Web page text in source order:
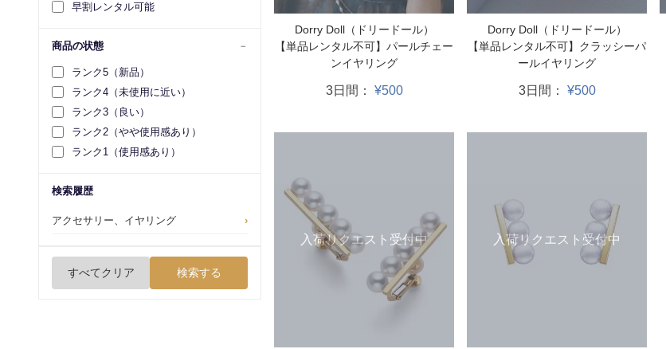
早割レンタル可能
商品の状態
ランク5（新品）
ランク4（未使用に近い）
ランク3（良い）
ランク2（やや使用感あり）
ランク1（使用感あり）
検索履歴
アクセサリー、イヤリング ›
すべてクリア 検索する
Dorry Doll（ドリードール）
【単品レンタル不可】パールチェー
ンイヤリング
3日間： ¥500
Dorry Doll（ドリードール）
【単品レンタル不可】クラッシーパ
ールイヤリング
3日間： ¥500
入荷リクエスト受付中 入荷リクエスト受付中